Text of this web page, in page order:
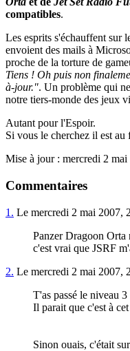
compatibles.
Les esprits s'échauffent sur
envoient des mails à
proche de la torture de
Tiens ! Oh puis non
à-jour.". Un problème qui
notre tiers-monde des jeux
Autant pour l'Espoir.
Si vous le cherchez il est
Mise à jour : mercredi 2 mai
Commentaires
1. Le mercredi 2 mai 2007,
Panzer Dragoon Orta
c'est vrai que JSRF
2. Le mercredi 2 mai 2007,
T'as passé le niveau 3
Il parait que c'est à
Sinon ouais, c'était